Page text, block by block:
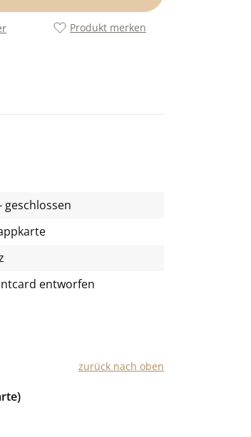
Produkt merken
geschlossen
entworfen
zurück nach oben